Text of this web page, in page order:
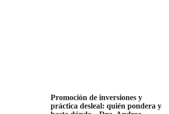
Promoción de inversiones y
práctica desleal: quién pondera y